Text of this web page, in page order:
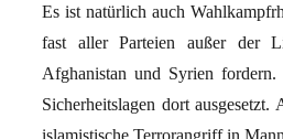
Es ist natürlich auch
fast aller Parteien außer der
Afghanistan und Syrien
Sicherheitslagen dort
islamistische Terrorangriff in